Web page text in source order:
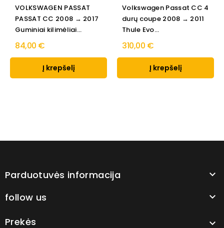
VOLKSWAGEN PASSAT
PASSAT CC 2008 → 2017
Guminiai kilimėliai...
84,00 €
Į krepšelį
Volkswagen Passat CC 4
durų coupe 2008 → 2011
Thule Evo...
310,00 €
Į krepšelį
Parduotuvės informacija 
follow us 
Prekės 